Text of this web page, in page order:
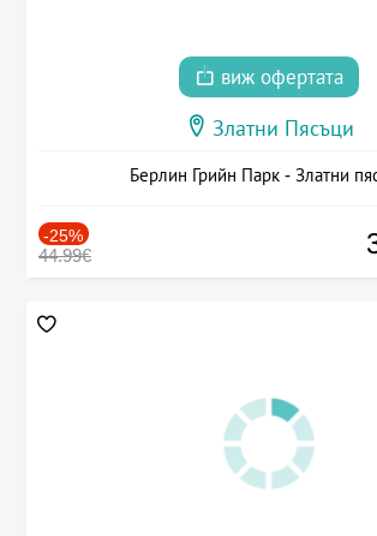
виж офертата
Златни Пясъци
Берлин Грийн Парк - Златни
-25%
44.99€